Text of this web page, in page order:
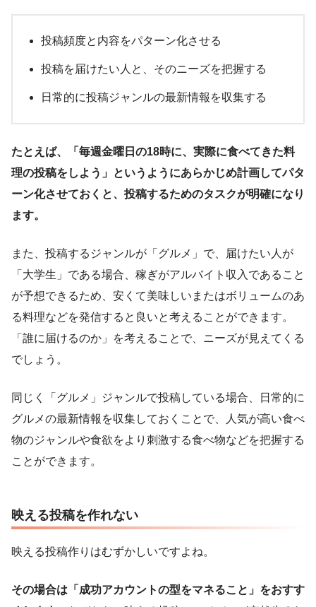
投稿頻度と内容をパターン化させる
投稿を届けたい人と、そのニーズを把握する
日常的に投稿ジャンルの最新情報を収集する
たとえば、「毎週金曜日の18時に、実際に食べてきた料
理の投稿をしよう」というようにあらかじめ計画してパタ
ーン化させておくと、投稿するためのタスクが明確になり
ます。
また、投稿するジャンルが「グルメ」で、届けたい人が
「大学生」である場合、稼ぎがアルバイト収入であること
が予想できるため、安くて美味しいまたはボリュームのあ
る料理などを発信すると良いと考えることができます。
「誰に届けるのか」を考えることで、ニーズが見えてくる
でしょう。
同じく「グルメ」ジャンルで投稿している場合、日常的に
グルメの最新情報を収集しておくことで、人気が高い食べ
物のジャンルや食欲をより刺激する食べ物などを把握する
ことができます。
映える投稿を作れない
映える投稿作りはむずかしいですよね。
その場合は「成功アカウントの型をマネること」をおすす